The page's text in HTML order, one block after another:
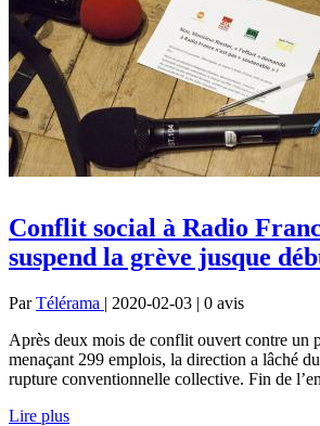
Conflit social à Radio
suspend la grève jusque
ParTélérama | 2020-02-03 | 0 avis
Après deux mois de conflit ouvert contre un
menaçant 299 emplois, la direction a lâché
rupture conventionnelle collective. Fin de
Lire plus